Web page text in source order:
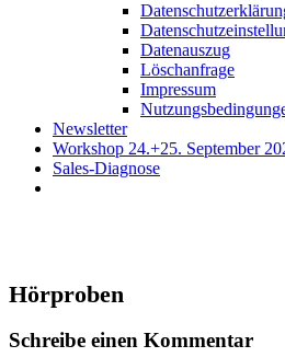
Datenauszug
Löschanfrage
Impressum
Newsletter
Workshop 24.+25. September
Sales-Diagnose
Hörproben
Schreibe einen Kommentar